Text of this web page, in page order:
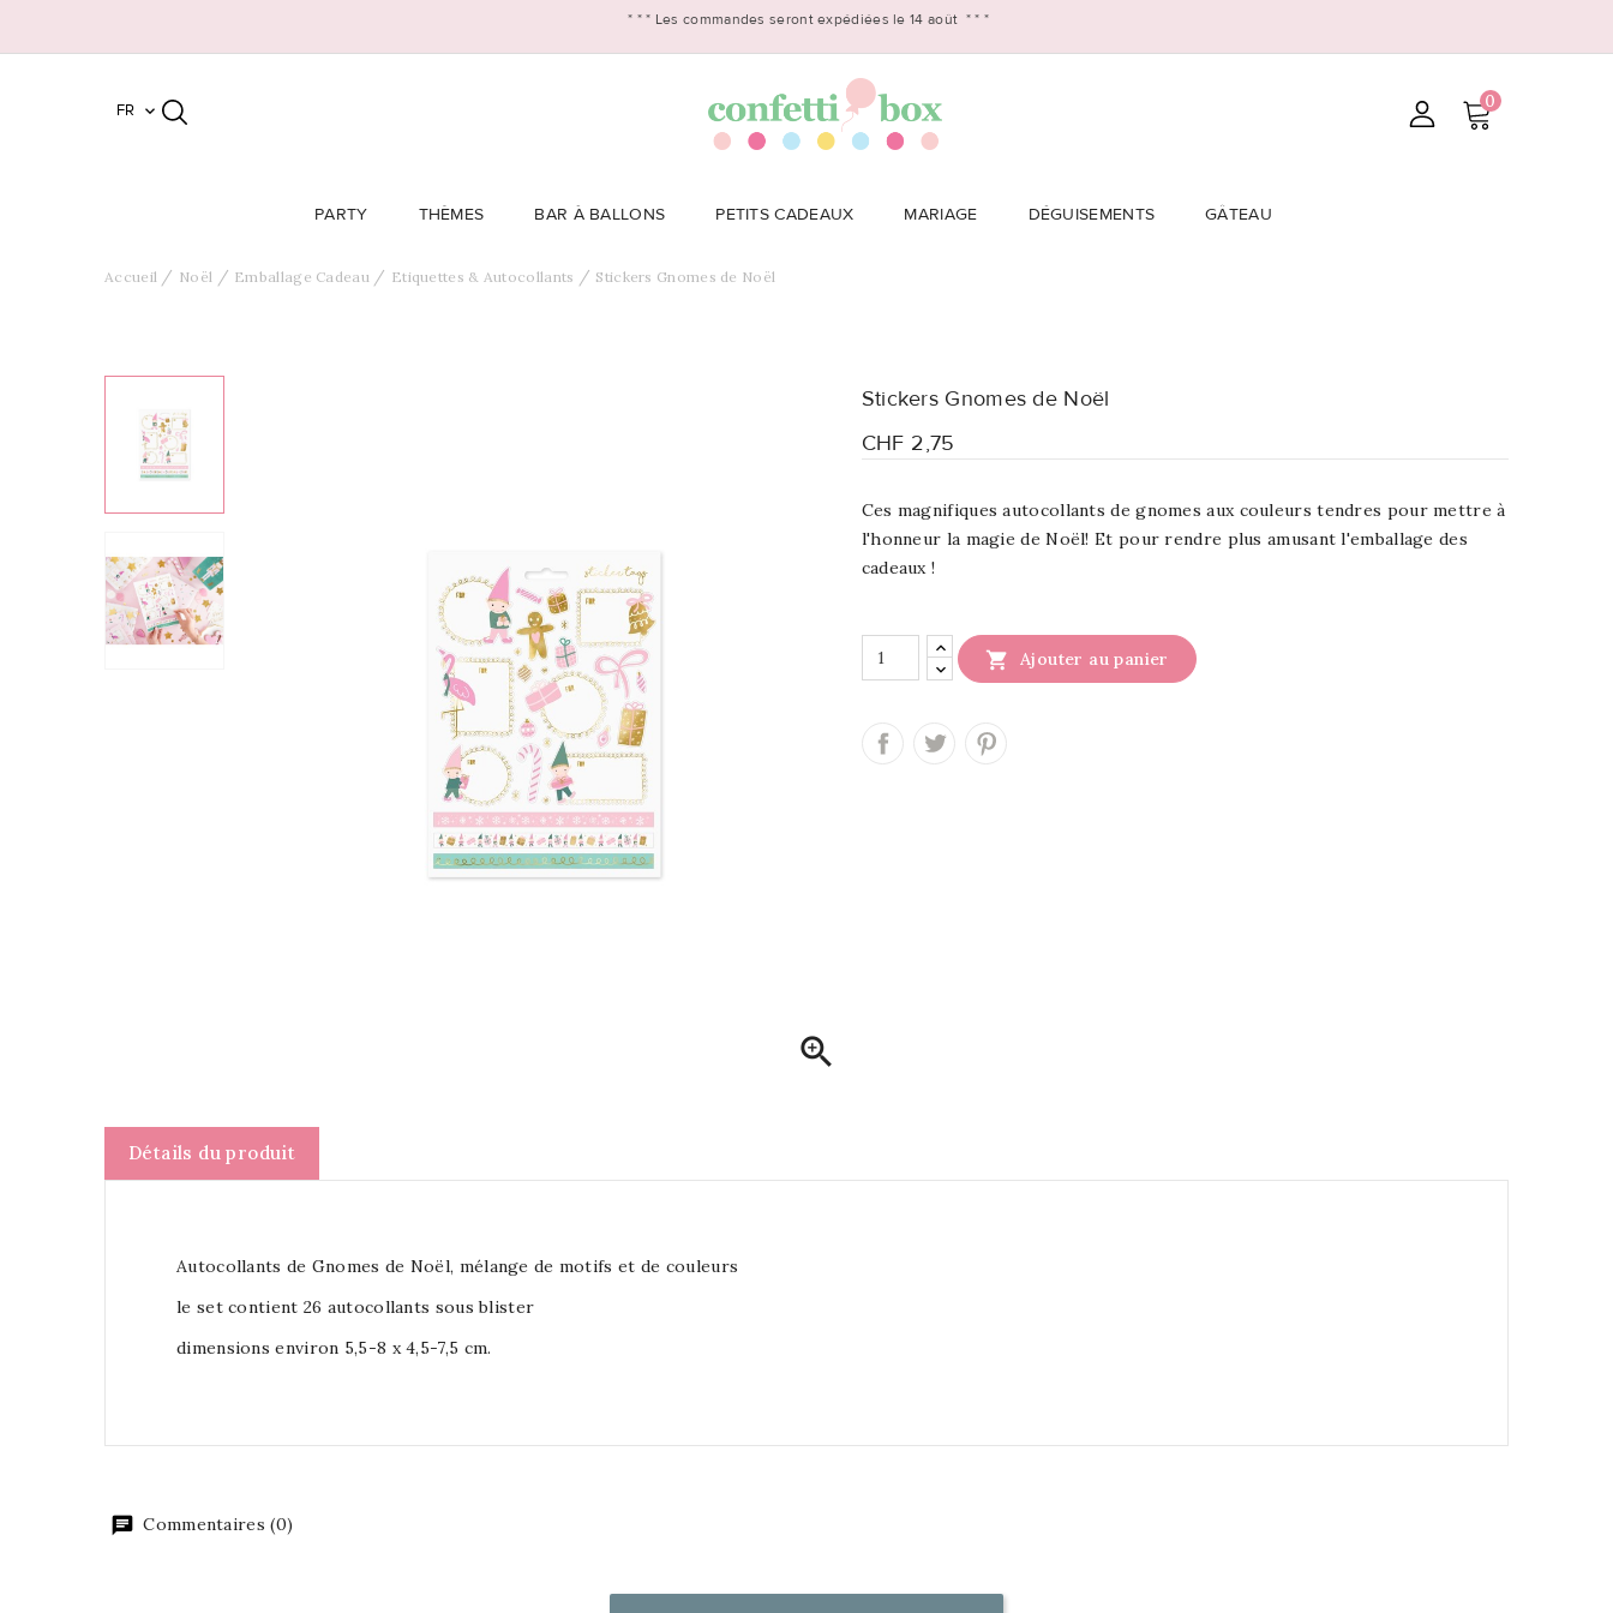
* * * Les commandes seront expédiées le 14 août * * *
FR  0
PARTY THÈMES BAR À BALLONS PETITS CADEAUX MARIAGE DÉGUISEMENTS GÂTEAU
Accueil Noël Emballage Cadeau Etiquettes & Autocollants Stickers Gnomes de Noël

Stickers Gnomes de Noël
CHF 2,75
Ces magnifiques autocollants de gnomes aux couleurs tendres pour mettre à
l'honneur la magie de Noël! Et pour rendre plus amusant l'emballage des
cadeaux !
 Ajouter au panier
Détails du produit
Autocollants de Gnomes de Noël, mélange de motifs et de couleurs
le set contient 26 autocollants sous blister
dimensions environ 5,5-8 x 4,5-7,5 cm.
Commentaires (0)